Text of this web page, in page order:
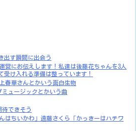
出す瞬間に出会う
営にお伝えします！私達は後藤花ちゃんを3人
受け入れる準備は整っています！
春華さんとかいう面白生物
ュージックとかいう曲
待できそう
はちいかわ｣ 遠藤さくら ｢かっきーはハチワ